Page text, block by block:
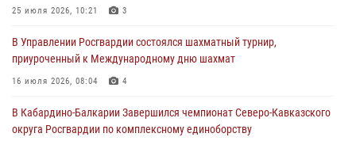
Кавказском федеральном округе Виталием Кузнецовым
Управление Росгвардии по Кабардино-Балкарской Республике
информирует
В Кабардино-Балкарии нештатные инструктора подразделений
25 июля 2026, 10:21 3
В Управлении Росгвардии состоялся шахматный турнир,
приуроченный к Международному дню шахмат
16 июля 2026, 08:04 4
В Кабардино-Балкарии Завершился чемпионат Северо-Кавказского
округа Росгвардии по комплексному единоборству